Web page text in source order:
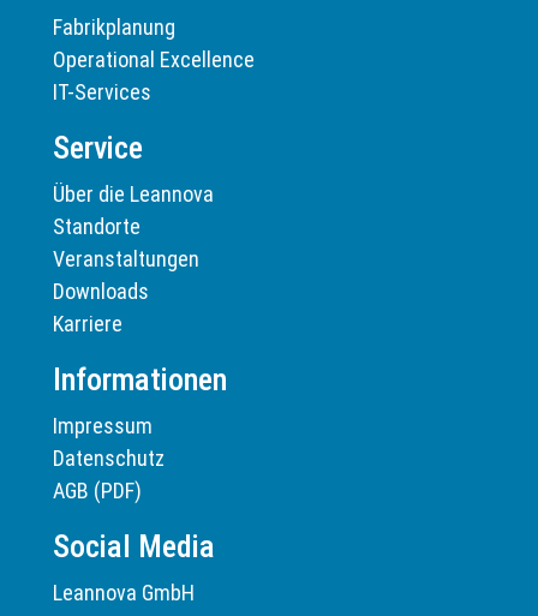
Fabrikplanung
Operational Excellence
IT-Services
Service
Über die Leannova
Standorte
Veranstaltungen
Downloads
Karriere
Informationen
Impressum
Datenschutz
AGB (PDF)
Social Media
Leannova GmbH